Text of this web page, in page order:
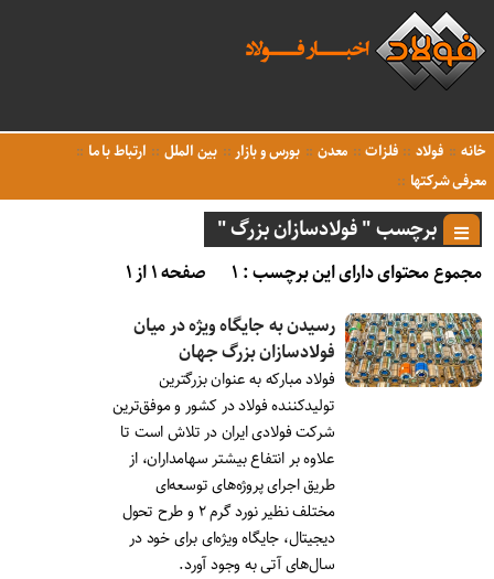
خانه فولاد فلزات معدن بورس و بازار بین الملل
ارتباط با ما
معرفی شرکتها
برچسب " فولادسازان بزرگ "
مجموع محتوای دارای این برچسب : ۱
صفحه ۱ از ۱
رسیدن به جایگاه ویژه در میان
فولادسازان بزرگ جهان
فولاد مبارکه به عنوان بزرگترین
تولیدکننده فولاد در کشور و موفق‌ترین
شرکت فولادی ایران در تلاش است تا
علاوه بر انتفاع بیشتر سهامداران، از
طریق اجرای پروژه‌های توسعه‌ای
مختلف نظیر نورد گرم ۲ و طرح تحول
دیجیتال، جایگاه ویژه‌ای برای خود در
سال‌های آتی به وجود آورد.